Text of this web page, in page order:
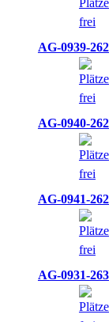
AG-0939-262
AG-0940-262
AG-0941-262
AG-0931-263